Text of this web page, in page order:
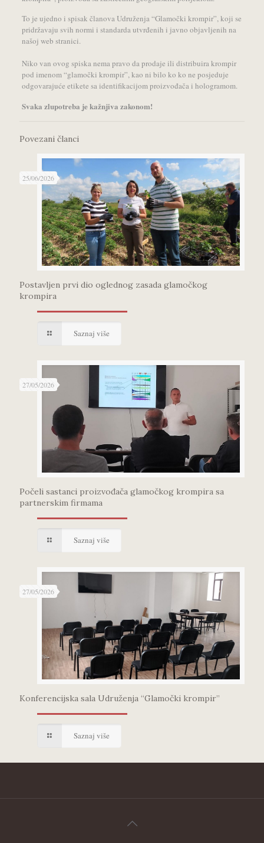
To je ujedno i spisak članova Udruženja “Glamočki krompir”, koji se
pridržavaju svih normi i standarda utvrđenih i javno objavljenih na
našoj web stranici.
Niko van ovog spiska nema pravo da prodaje ili distribuira krompir
pod imenom “glamočki krompir”, kao ni bilo ko ko ne posjeduje
odgovarajuće etikete sa identifikacijom proizvođača i hologramom.
Svaka zlupotreba je kažnjiva zakonom!
Povezani članci
25/06/2026
Postavljen prvi dio oglednog zasada glamočkog
krompira
Saznaj više
27/05/2026
Počeli sastanci proizvođača glamočkog krompira sa
partnerskim firmama
Saznaj više
27/05/2026
Konferencijska sala Udruženja “Glamočki krompir”
Saznaj više